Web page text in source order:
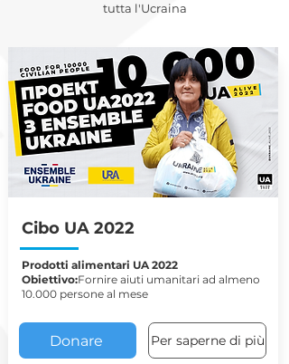
tutta l'Ucraina
Cibo UA 2022
Prodotti alimentari UA 2022
Obiettivo:Fornire aiuti umanitari ad almeno
10.000 persone al mese
Donare Per saperne di più